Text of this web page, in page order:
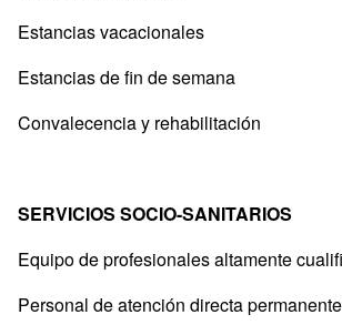
Estancias vacacionales
Estancias de fin de semana
Convalecencia y rehabilitación
SERVICIOS SOCIO-SANITARIOS
Equipo de profesionales altamente
Personal de atención directa